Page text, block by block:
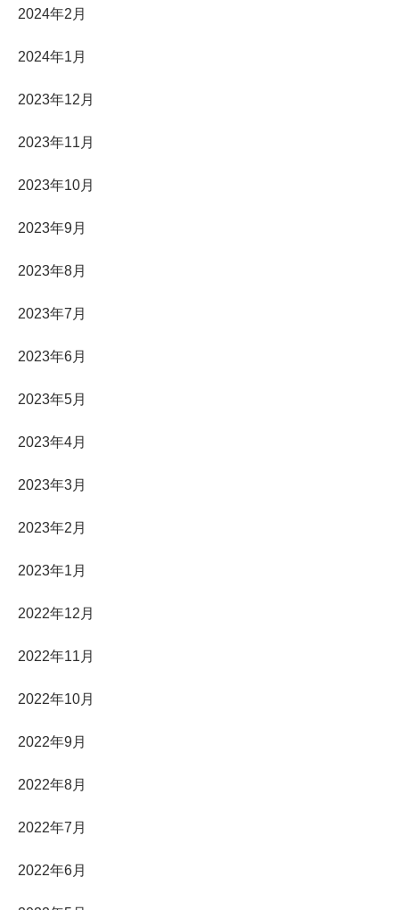
2024年2月
2024年1月
2023年12月
2023年11月
2023年10月
2023年9月
2023年8月
2023年7月
2023年6月
2023年5月
2023年4月
2023年3月
2023年2月
2023年1月
2022年12月
2022年11月
2022年10月
2022年9月
2022年8月
2022年7月
2022年6月